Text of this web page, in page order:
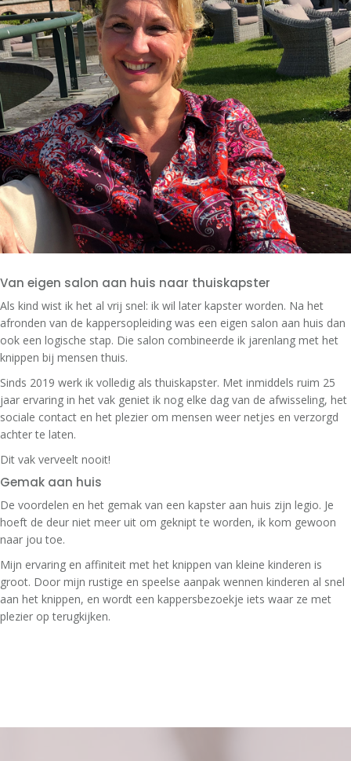
Van eigen salon aan huis naar thuiskapster
Als kind wist ik het al vrij snel: ik wil later kapster worden. Na het
afronden van de kappersopleiding was een eigen salon aan huis dan
ook een logische stap. Die salon combineerde ik jarenlang met het
knippen bij mensen thuis.
Sinds 2019 werk ik volledig als thuiskapster. Met inmiddels ruim 25
jaar ervaring in het vak geniet ik nog elke dag van de afwisseling, het
sociale contact en het plezier om mensen weer netjes en verzorgd
achter te laten.
Dit vak verveelt nooit!
Gemak aan huis
De voordelen en het gemak van een kapster aan huis zijn legio. Je
hoeft de deur niet meer uit om geknipt te worden, ik kom gewoon
naar jou toe.
Mijn ervaring en affiniteit met het knippen van kleine kinderen is
groot. Door mijn rustige en speelse aanpak wennen kinderen al snel
aan het knippen, en wordt een kappersbezoekje iets waar ze met
plezier op terugkijken.